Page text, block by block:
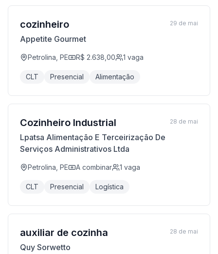
cozinheiro
Appetite Gourmet
Petrolina, PE R$ 2.638,00 1 vaga
CLT Presencial Alimentação
29 de mai
Cozinheiro Industrial
Lpatsa Alimentação E Terceirização De
Serviços Administrativos Ltda
Petrolina, PE A combinar 1 vaga
CLT Presencial Logística
28 de mai
auxiliar de cozinha
Quy Sorwetto
28 de mai